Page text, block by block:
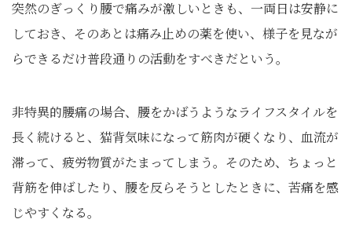
突然のぎっくり腰で痛みが激しいときも、一両日は安静に
しておき、そのあとは痛み止めの薬を使い、様子を見なが
らできるだけ普段通りの活動をすべきだという。
非特異的腰痛の場合、腰をかばうようなライフスタイルを
長く続けると、猫背気味になって筋肉が硬くなり、血流が
滞って、疲労物質がたまってしまう。そのため、ちょっと
背筋を伸ばしたり、腰を反らそうとしたときに、苦痛を感
じやすくなる。